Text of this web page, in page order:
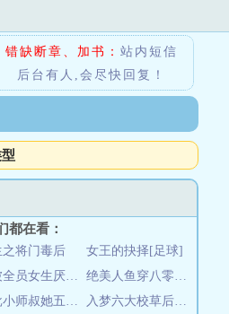
错缺断章、加书： 站内短信
后台有人,会尽快回复！
都在看：
之将门毒后
女王的抉择[足球]
在被全员女生厌恶的世界逆转胜利！
绝美人鱼穿八零，全家排队宠不停
疯批小师叔她五行缺德
入梦六大校草后，丑肥恶女被亲哭